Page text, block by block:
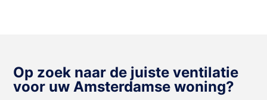
Op zoek naar de juiste ventilatie
voor uw Amsterdamse woning?